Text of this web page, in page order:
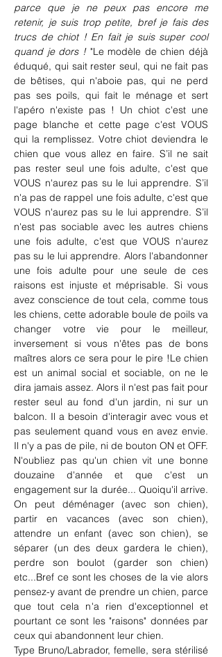
parce que je ne peux pas encore me
retenir, je suis trop petite, bref je fais des
trucs de chiot ! En fait je suis super cool
quand je dors ! "Le modèle de chien déjà
éduqué, qui sait rester seul, qui ne fait pas
de bêtises, qui n'aboie pas, qui ne perd
pas ses poils, qui fait le ménage et sert
l'apéro n'existe pas ! Un chiot c'est une
page blanche et cette page c'est VOUS
qui la remplissez. Votre chiot deviendra le
chien que vous allez en faire. S’il ne sait
pas rester seul une fois adulte, c'est que
VOUS n'aurez pas su le lui apprendre. S’il
n'a pas de rappel une fois adulte, c'est que
VOUS n'aurez pas su le lui apprendre. S’il
n'est pas sociable avec les autres chiens
une fois adulte, c'est que VOUS n'aurez
pas su le lui apprendre. Alors l'abandonner
une fois adulte pour une seule de ces
raisons est injuste et méprisable. Si vous
avez conscience de tout cela, comme tous
les chiens, cette adorable boule de poils va
changer votre vie pour le meilleur,
inversement si vous n'êtes pas de bons
maîtres alors ce sera pour le pire !Le chien
est un animal social et sociable, on ne le
dira jamais assez. Alors il n'est pas fait pour
rester seul au fond d'un jardin, ni sur un
balcon. Il a besoin d'interagir avec vous et
pas seulement quand vous en avez envie.
Il n'y a pas de pile, ni de bouton ON et OFF.
N'oubliez pas qu'un chien vit une bonne
douzaine d'année et que c'est un
engagement sur la durée... Quoiqu'il arrive.
On peut déménager (avec son chien),
partir en vacances (avec son chien),
attendre un enfant (avec son chien), se
séparer (un des deux gardera le chien),
perdre son boulot (garder son chien)
etc...Bref ce sont les choses de la vie alors
pensez-y avant de prendre un chien, parce
que tout cela n'a rien d'exceptionnel et
pourtant ce sont les "raisons" données par
ceux qui abandonnent leur chien.
Type Bruno/Labrador, femelle, sera stérilisé